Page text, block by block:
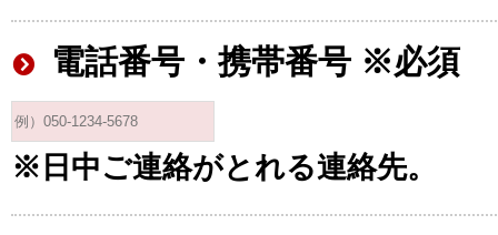
電話番号・携帯番号 ※必須
※日中ご連絡がとれる連絡先。